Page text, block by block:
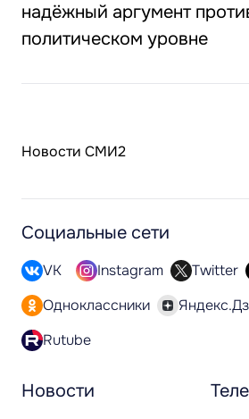
надёжный аргумент
политическом уровне
Новости СМИ2
Новости
Социальные сети
VK Instagram Twitter
Одноклассники
Rutube